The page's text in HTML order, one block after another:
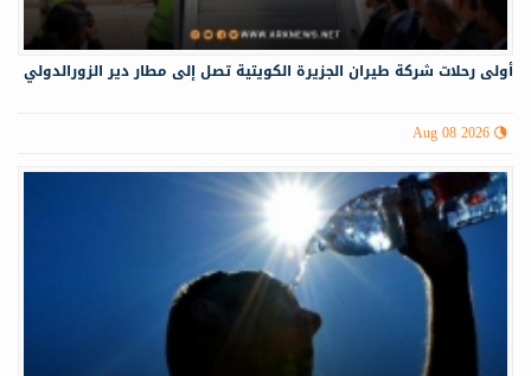
أولى رحلات شركة طيران الجزيرة الكويتية تصل إلى مطار دير الزورالدولي
Aug 08 2026